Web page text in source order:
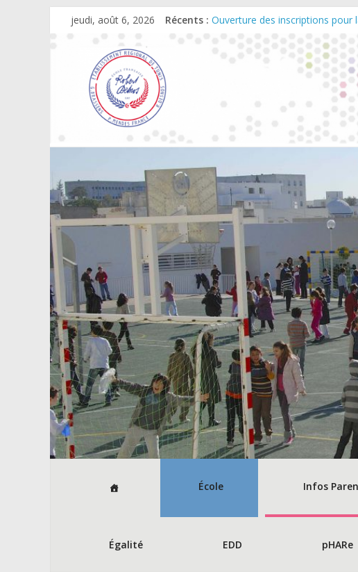
jeudi, août 6, 2026 Récents : Ouverture des inscriptions pour
Scolarité en maternelle :
Campagne de changement
Journée Portes Ouvertes –
École Infos
Égalité EDD pHARe